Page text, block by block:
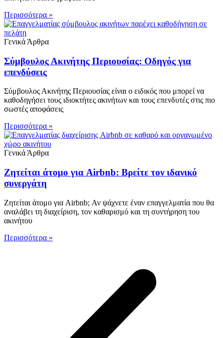
Περισσότερα »
Γενικά Άρθρα
Σύμβουλος Ακινήτης Περιουσίας: Οδηγός για
επενδύσεις
Σύμβουλος Ακινήτης Περιουσίας είναι ο ειδικός που μπορεί να
καθοδηγήσει τους ιδιοκτήτες ακινήτων και τους επενδυτές στις πιο
σωστές αποφάσεις
Περισσότερα »
Γενικά Άρθρα
Ζητείται άτομο για Airbnb: Βρείτε τον ιδανικό
συνεργάτη
Ζητείται άτομο για Airbnb; Αν ψάχνετε έναν επαγγελματία που θα
αναλάβει τη διαχείριση, τον καθαρισμό και τη συντήρηση του
ακινήτου
Περισσότερα »